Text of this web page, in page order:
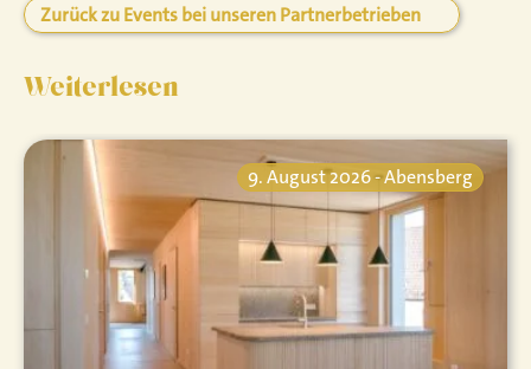
Zurück zu Events bei unseren Partnerbetrieben
Weiterlesen
9. August 2026 - Abensberg